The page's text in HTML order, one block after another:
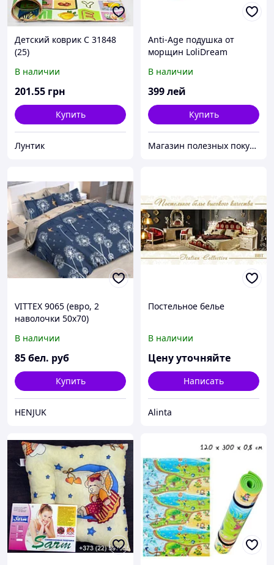
Детский коврик C 31848
(25)
В наличии
201.55 грн
Купить
Лунтик
Anti-Age подушка от
морщин LoliDream
В наличии
399лей
Купить
Магазин полезных покупок "Goodbuy"
VITTEX 9065 (евро, 2
наволочки 50x70)
В наличии
85бел. руб
Купить
HENJUK
Постельное белье
В наличии
Цену уточняйте
Написать
Alinta